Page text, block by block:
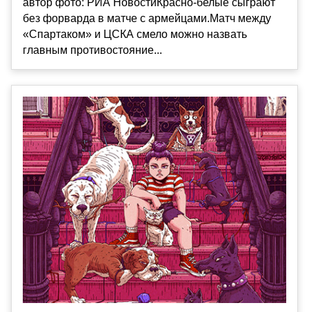
автор фото: РИА НовостиКрасно-белые сыграют
без форварда в матче с армейцами.Матч между
«Спартаком» и ЦСКА смело можно назвать
главным противостояние...